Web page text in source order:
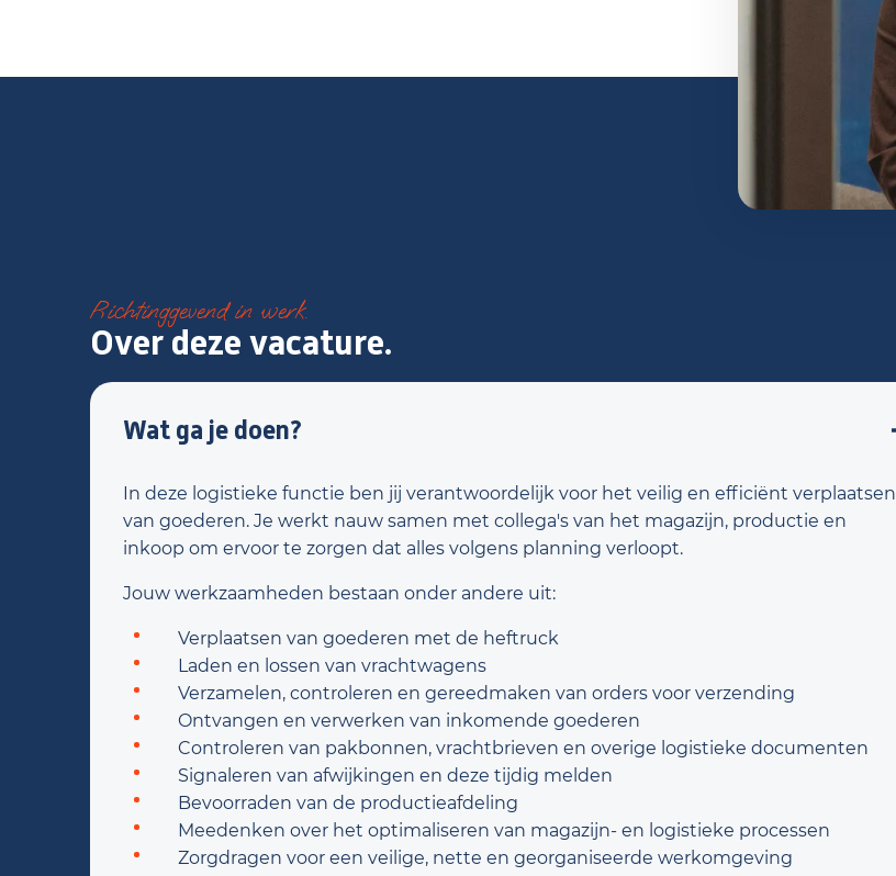
Richtinggevend in werk.
Over deze vacature.
Wat ga je doen?
In deze logistieke functie ben jij verantwoordelijk voor het veilig en efficiënt verplaatsen
van goederen. Je werkt nauw samen met collega's van het magazijn, productie en
inkoop om ervoor te zorgen dat alles volgens planning verloopt.
Jouw werkzaamheden bestaan onder andere uit:
Verplaatsen van goederen met de heftruck
Laden en lossen van vrachtwagens
Verzamelen, controleren en gereedmaken van orders voor verzending
Ontvangen en verwerken van inkomende goederen
Controleren van pakbonnen, vrachtbrieven en overige logistieke documenten
Signaleren van afwijkingen en deze tijdig melden
Bevoorraden van de productieafdeling
Meedenken over het optimaliseren van magazijn- en logistieke processen
Zorgdragen voor een veilige, nette en georganiseerde werkomgeving